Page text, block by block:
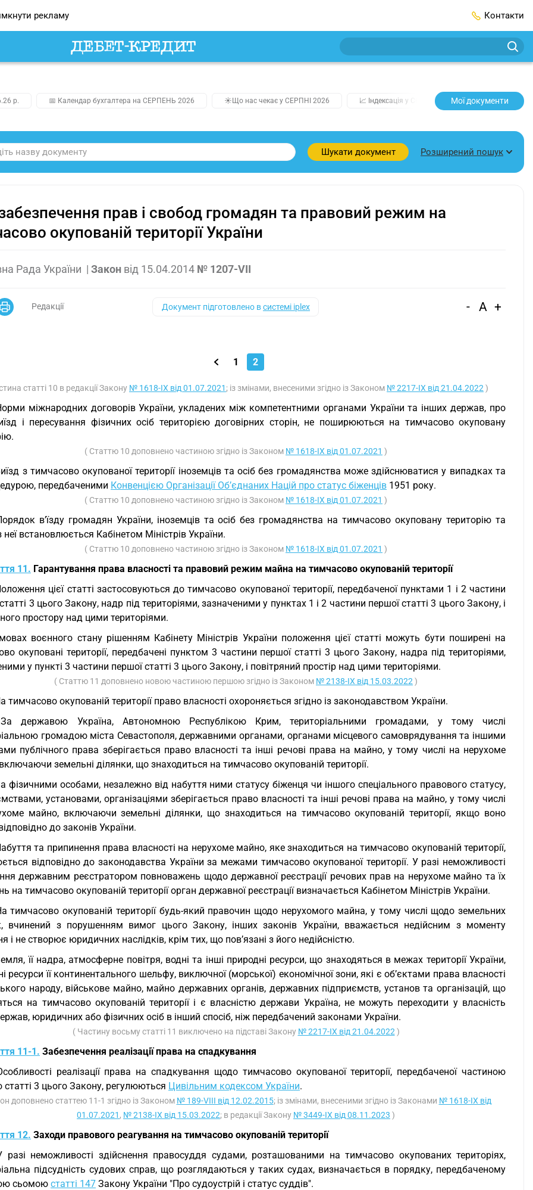
рекламу Контакти
р. 📅 Календар бухгалтера на СЕРПЕНЬ 2026 ☀️Що нас чекає у СЕРПНІ 2026 📈 Індексація у СЕРПНІ 2️⃣0️⃣2️⃣7️⃣ Усі
Мої документи
Шукати документ Розширений пошук
прав і свобод громадян та правовий режим на
окупованій території України
Рада України | Закон від 15.04.2014 № 1207-VII
Редакції Документ підготовлено всистемі iplex - A +
1 2
статті 10 в редакції Закону № 1618-IX від 01.07.2021 ; із змінами, внесеними згідно із Законом № 2217-IX від 21.04.2022 )
міжнародних договорів України, укладених між компетентними органами України та інших держав, про
і пересування фізичних осіб територією договірних сторін, не поширюються на тимчасово окуповану
( Статтю 10 доповнено частиною згідно із Законом № 1618-IX від 01.07.2021 )
з тимчасово окупованої території іноземців та осіб без громадянства може здійснюватися у випадках та
передбаченими Конвенцією Організації Об’єднаних Націй про статус біженців 1951 року.
( Статтю 10 доповнено частиною згідно із Законом № 1618-IX від 01.07.2021 )
в’їзду громадян України, іноземців та осіб без громадянства на тимчасово окуповану територію та
неї встановлюється Кабінетом Міністрів України.
( Статтю 10 доповнено частиною згідно із Законом № 1618-IX від 01.07.2021 )
11. Гарантування права власності та правовий режим майна на тимчасово окупованій території
цієї статті застосовуються до тимчасово окупованої території, передбаченої пунктами 1 і 2 частини
3 цього Закону, надр під територіями, зазначеними у пунктах 1 і 2 частини першої статті 3 цього Закону, і
простору над цими територіями.
воєнного стану рішенням Кабінету Міністрів України положення цієї статті можуть бути поширені на
окуповані території, передбачені пунктом 3 частини першої статті 3 цього Закону, надра під територіями,
у пункті 3 частини першої статті 3 цього Закону, і повітряний простір над цими територіями.
( Статтю 11 доповнено новою частиною першою згідно із Законом № 2138-IX від 15.03.2022 )
тимчасово окупованій території право власності охороняється згідно із законодавством України.
державою Україна, Автономною Республікою Крим, територіальними громадами, у тому числі
громадою міста Севастополя, державними органами, органами місцевого самоврядування та іншими
публічного права зберігається право власності та інші речові права на майно, у тому числі на нерухоме
земельні ділянки, що знаходиться на тимчасово окупованій території.
фізичними особами, незалежно від набуття ними статусу біженця чи іншого спеціального правового статусу,
установами, організаціями зберігається право власності та інші речові права на майно, у тому числі
майно, включаючи земельні ділянки, що знаходиться на тимчасово окупованій території, якщо воно
до законів України.
та припинення права власності на нерухоме майно, яке знаходиться на тимчасово окупованій території,
відповідно до законодавства України за межами тимчасово окупованої території. У разі неможливості
державним реєстратором повноважень щодо державної реєстрації речових прав на нерухоме майно та їх
на тимчасово окупованій території орган державної реєстрації визначається Кабінетом Міністрів України.
тимчасово окупованій території будь-який правочин щодо нерухомого майна, у тому числі щодо земельних
вчинений з порушенням вимог цього Закону, інших законів України, вважається недійсним з моменту
і не створює юридичних наслідків, крім тих, що пов’язані з його недійсністю.
її надра, атмосферне повітря, водні та інші природні ресурси, що знаходяться в межах території України,
ресурси її континентального шельфу, виключної (морської) економічної зони, які є об’єктами права власності
народу, військове майно, майно державних органів, державних підприємств, установ та організацій, що
на тимчасово окупованій території і є власністю держави Україна, не можуть переходити у власність
юридичних або фізичних осіб в інший спосіб, ніж передбачений законами України.
( Частину восьму статті 11 виключено на підставі Закону № 2217-IX від 21.04.2022 )
11-1. Забезпечення реалізації права на спадкування
реалізації права на спадкування щодо тимчасово окупованої території, передбаченої частиною
3 цього Закону, регулюються Цивільним кодексом України.
доповнено статтею 11-1 згідно із Законом № 189-VIII від 12.02.2015; із змінами, внесеними згідно із Законами № 1618-IX від
01.07.2021 , № 2138-IX від 15.03.2022; в редакції Закону № 3449-IX від 08.11.2023 )
12. Заходи правового реагування на тимчасово окупованій території
разі неможливості здійснення правосуддя судами, розташованими на тимчасово окупованих територіях,
підсудність судових справ, що розглядаються у таких судах, визначається в порядку, передбаченому
сьомою статті 147 Закону України "Про судоустрій і статус суддів".